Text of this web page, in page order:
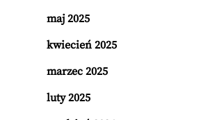
maj 2025
kwiecień 2025
marzec 2025
luty 2025